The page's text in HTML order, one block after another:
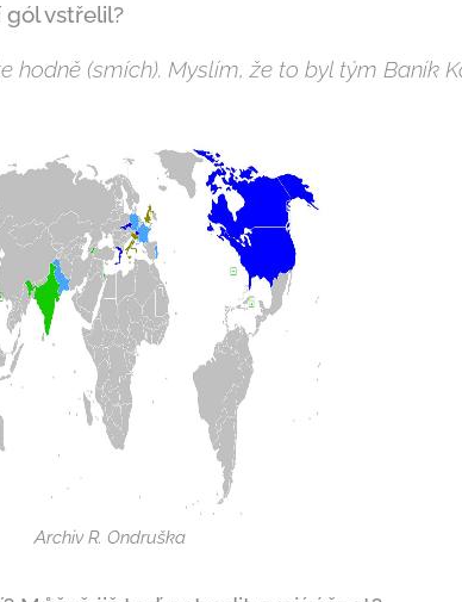
vstřelil?
hodně (smích). Myslím, že to byl tým Baník
Archiv R. Ondruška